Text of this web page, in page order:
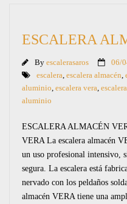
TABURETES
ANDAMIOS
ESPECIALES
RAMPAS
CAJAS
BARANDILLAS
ESCALERA
By escalerasaros 06/
escalera escalera almacén
aluminio escalera vera
aluminio
ESCALERA ALMACÉN
VERA La escalera almacén
un uso profesional intensivo,
segura. La escalera está
nervado con los peldaños
almacén VERA tiene una